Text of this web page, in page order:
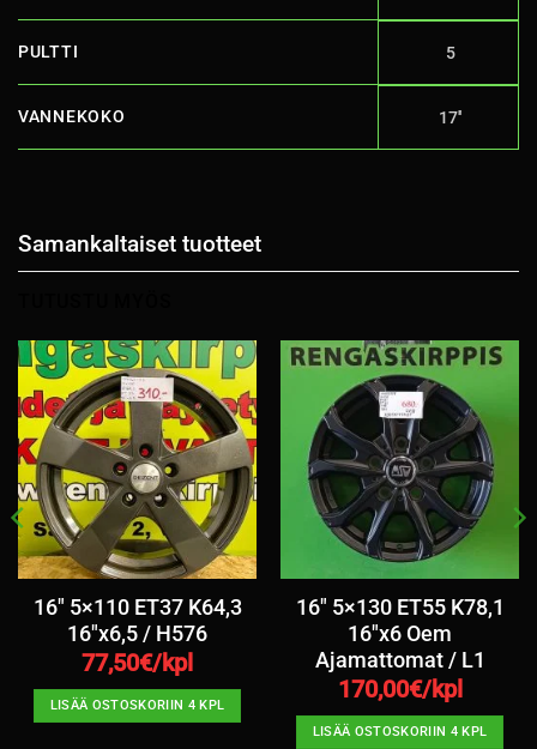
PULTTI 5
VANNEKOKO 17''
Samankaltaiset tuotteet
16″ 5×110 ET37 K64,3
16″x6,5 / H576
77,50€/kpl
LISÄÄ OSTOSKORIIN 4 KPL
16″ 5×130 ET55 K78,1
16″x6 Oem
Ajamattomat / L1
170,00€/kpl
LISÄÄ OSTOSKORIIN 4 KPL